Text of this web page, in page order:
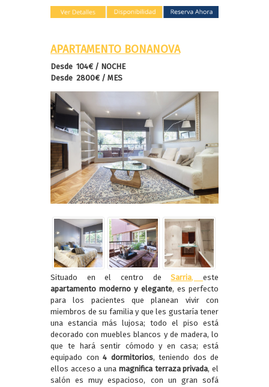
APARTAMENTO BONANOVA
Desde 104€ / NOCHE
Desde 2800€ / MES
Situado en el centro deSarria,este
apartamento moderno y elegante, es perfecto
para los pacientes que planean vivir con
miembros de su familia y que les gustaría tener
una estancia más lujosa; todo el piso está
decorado con muebles blancos y de madera, lo
que te hará sentir cómodo y en casa; está
equipado con 4 dormitorios, teniendo dos de
ellos acceso a una magnifica terraza privada, el
salón es muy espacioso, con un gran sofá